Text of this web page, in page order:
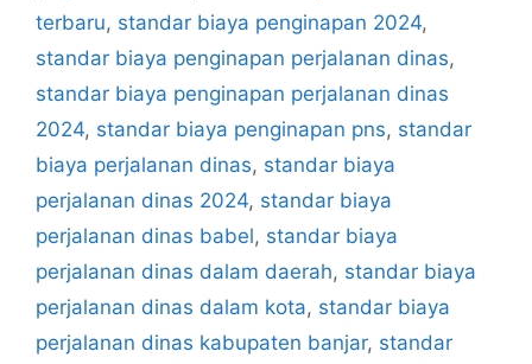
terbaru, standar biaya penginapan 2024,
standar biaya penginapan perjalanan dinas,
standar biaya penginapan perjalanan dinas
2024, standar biaya penginapan pns, standar
biaya perjalanan dinas, standar biaya
perjalanan dinas 2024, standar biaya
perjalanan dinas babel, standar biaya
perjalanan dinas dalam daerah, standar biaya
perjalanan dinas dalam kota, standar biaya
perjalanan dinas kabupaten banjar, standar